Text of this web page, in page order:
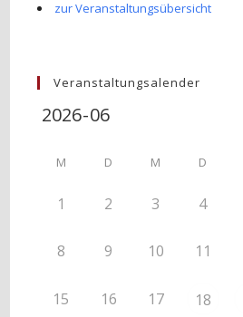
zur Veranstaltungsübersicht
Veranstaltungsalender
M D M D
1 2 3 4
8 9 10 11
15 16 17 18